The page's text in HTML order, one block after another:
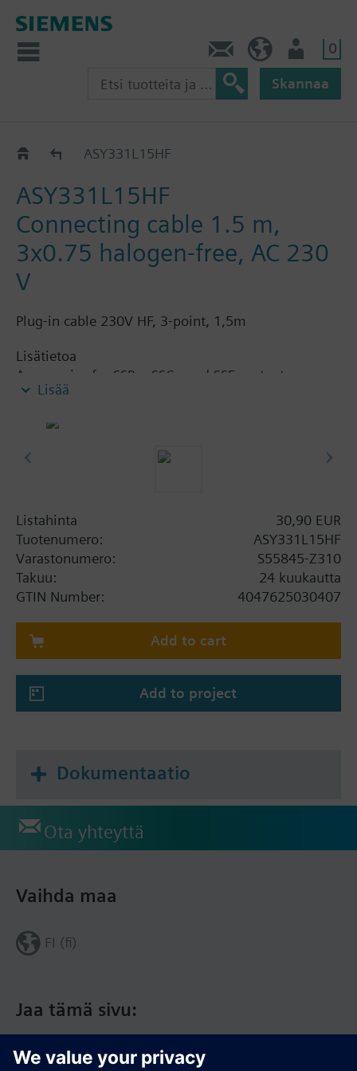
0
Skannaa
ASY1..ASY331L15HF
ASY331L15HF
Connecting cable 1.5 m,
3x0.75 halogen-free, AC 230
V
Plug-in cable 230V HF, 3-point, 1,5m
Lisätietoa
Accessories for SSB.., SSC.. and SSF.. actuators
Lisää
Listahinta
30,90 EUR
Tuotenumero:
ASY331L15HF
Varastonumero:
S55845-Z310
Takuu:
24 kuukautta
GTIN Number:
4047625030407
Add to cart
Add to project
Dokumentaatio
Ota yhteyttä
Jaa tämä sivu:
Vaihda maa
FI (fi)